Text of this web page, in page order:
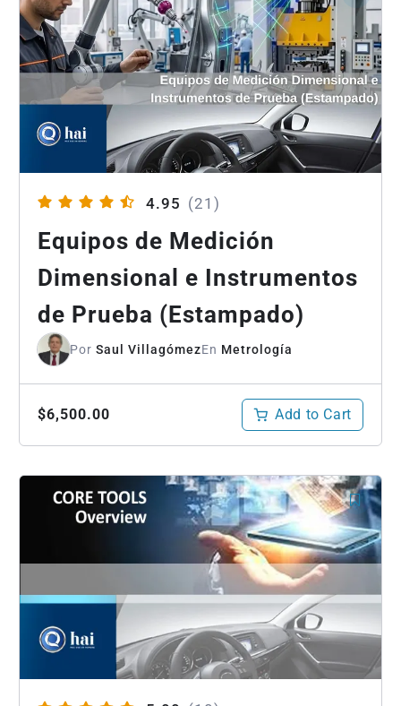
4.95 (21)
Equipos de Medición
Dimensional e Instrumentos
de Prueba (Estampado)
PorSaul VillagómezEn Metrología
$6,500.00 Add to Cart